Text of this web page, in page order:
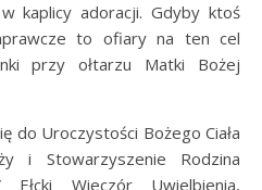
kaplicy adoracji. Gdyby ktoś
to ofiary na ten cel
przy ołtarzu Matki Bożej
Uroczystości Bożego Ciała
i Stowarzyszenie Rodzina
Wieczór Uwielbienia,